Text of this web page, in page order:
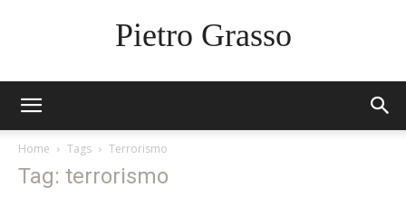
Pietro Grasso
Home Tags Terrorismo
Tag: terrorismo